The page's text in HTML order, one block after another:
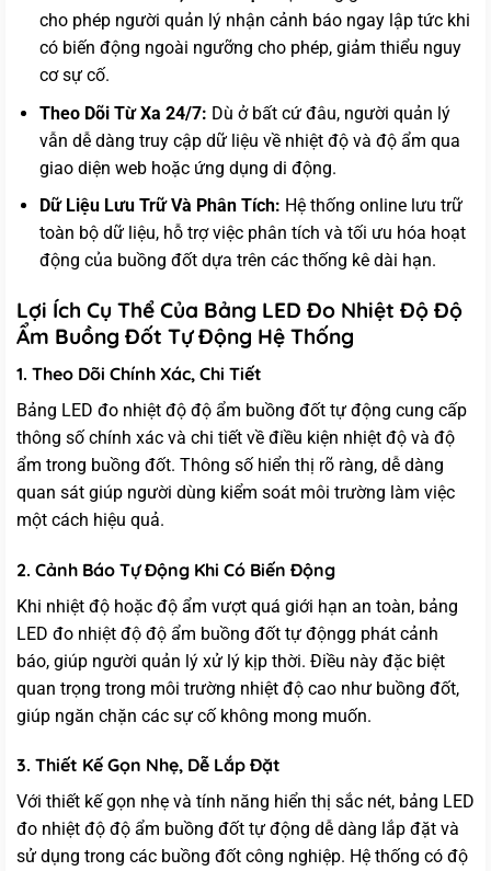
cho phép người quản lý nhận cảnh báo ngay lập tức khi
có biến động ngoài ngưỡng cho phép, giảm thiểu nguy
cơ sự cố.
Theo Dõi Từ Xa 24/7: Dù ở bất cứ đâu, người quản lý
vẫn dễ dàng truy cập dữ liệu về nhiệt độ và độ ẩm qua
giao diện web hoặc ứng dụng di động.
Dữ Liệu Lưu Trữ Và Phân Tích: Hệ thống online lưu trữ
toàn bộ dữ liệu, hỗ trợ việc phân tích và tối ưu hóa hoạt
động của buồng đốt dựa trên các thống kê dài hạn.
Lợi Ích Cụ Thể Của Bảng LED Đo Nhiệt Độ Độ
Ẩm Buồng Đốt Tự Động Hệ Thống
1. Theo Dõi Chính Xác, Chi Tiết
Bảng LED đo nhiệt độ độ ẩm buồng đốt tự động cung cấp
thông số chính xác và chi tiết về điều kiện nhiệt độ và độ
ẩm trong buồng đốt. Thông số hiển thị rõ ràng, dễ dàng
quan sát giúp người dùng kiểm soát môi trường làm việc
một cách hiệu quả.
2. Cảnh Báo Tự Động Khi Có Biến Động
Khi nhiệt độ hoặc độ ẩm vượt quá giới hạn an toàn, bảng
LED đo nhiệt độ độ ẩm buồng đốt tự độngg phát cảnh
báo, giúp người quản lý xử lý kịp thời. Điều này đặc biệt
quan trọng trong môi trường nhiệt độ cao như buồng đốt,
giúp ngăn chặn các sự cố không mong muốn.
3. Thiết Kế Gọn Nhẹ, Dễ Lắp Đặt
Với thiết kế gọn nhẹ và tính năng hiển thị sắc nét, bảng LED
đo nhiệt độ độ ẩm buồng đốt tự động dễ dàng lắp đặt và
sử dụng trong các buồng đốt công nghiệp. Hệ thống có độ